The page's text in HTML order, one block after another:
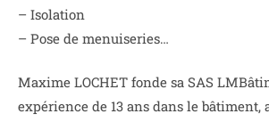
– Isolation
– Pose de menuiseries…
Maxime LOCHET fonde sa SAS
expérience de 13 ans dans le bâtiment,